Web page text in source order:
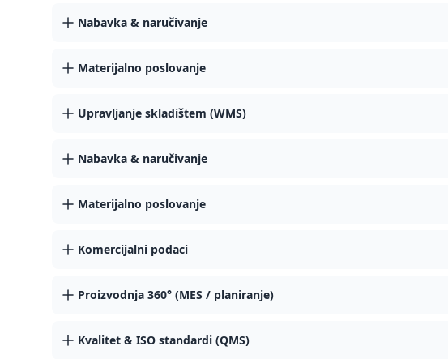
Nabavka & naručivanje
Materijalno poslovanje
Upravljanje skladištem (WMS)
Nabavka & naručivanje
Materijalno poslovanje
Komercijalni podaci
Proizvodnja 360° (MES / planiranje)
Kvalitet & ISO standardi (QMS)